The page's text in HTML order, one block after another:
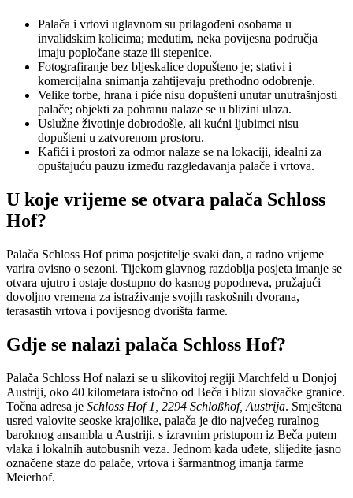
Palača i vrtovi uglavnom su prilagođeni osobama u
invalidskim kolicima; međutim, neka povijesna područja
imaju popločane staze ili stepenice.
Fotografiranje bez bljeskalice dopušteno je; stativi i
komercijalna snimanja zahtijevaju prethodno odobrenje.
Velike torbe, hrana i piće nisu dopušteni unutar unutrašnjosti
palače; objekti za pohranu nalaze se u blizini ulaza.
Uslužne životinje dobrodošle, ali kućni ljubimci nisu
dopušteni u zatvorenom prostoru.
Kafići i prostori za odmor nalaze se na lokaciji, idealni za
opuštajuću pauzu između razgledavanja palače i vrtova.
U koje vrijeme se otvara palača Schloss
Hof?
Palača Schloss Hof prima posjetitelje svaki dan, a radno vrijeme
varira ovisno o sezoni. Tijekom glavnog razdoblja posjeta imanje se
otvara ujutro i ostaje dostupno do kasnog popodneva, pružajući
dovoljno vremena za istraživanje svojih raskošnih dvorana,
terasastih vrtova i povijesnog dvorišta farme.
Gdje se nalazi palača Schloss Hof?
Palača Schloss Hof nalazi se u slikovitoj regiji Marchfeld u Donjoj
Austriji, oko 40 kilometara istočno od Beča i blizu slovačke granice.
Točna adresa je Schloss Hof 1, 2294 Schloßhof, Austrija. Smještena
usred valovite seoske krajolike, palača je dio najvećeg ruralnog
baroknog ansambla u Austriji, s izravnim pristupom iz Beča putem
vlaka i lokalnih autobusnih veza. Jednom kada uđete, slijedite jasno
označene staze do palače, vrtova i šarmantnog imanja farme
Meierhof.